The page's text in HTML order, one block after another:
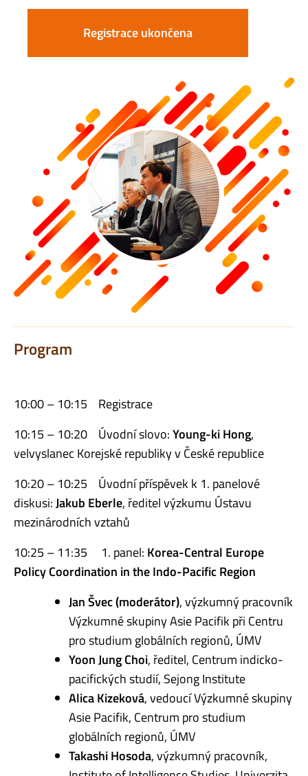
Registrace ukončena
Program
10:00 – 10:15 Registrace
10:15 – 10:20 Úvodní slovo:Young-ki Hong,
velvyslanec Korejské republiky v České republice
10:20 – 10:25 Úvodní příspěvek k 1. panelové
diskusi:Jakub Eberle, ředitel výzkumu Ústavu
mezinárodních vztahů
10:25 – 11:35 1. panel: Korea-Central Europe
Policy Coordination in the Indo-Pacific Region
Jan Švec (moderátor), výzkumný pracovník
Výzkumné skupiny Asie Pacifik při Centru
pro studium globálních regionů, ÚMV
Yoon Jung Choi, ředitel, Centrum indicko-
pacifických studií, Sejong Institute
Alica Kizeková, vedoucí Výzkumné skupiny
Asie Pacifik, Centrum pro studium
globálních regionů, ÚMV
Takashi Hosoda, výzkumný pracovník,